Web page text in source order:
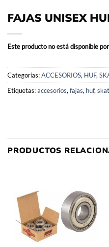
FAJAS UNISEX
Este producto no está disponible
Categorías:ACCESORIOS, HUF,
Etiquetas:accesorios, fajas, huf,
PRODUCTOS